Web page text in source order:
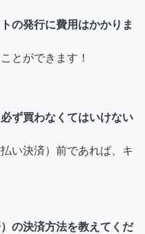
の発行に費用はかかりま
とができます！
ず買わなくてはいけない
い決済）前であれば、キ
の決済方法を教えてくだ